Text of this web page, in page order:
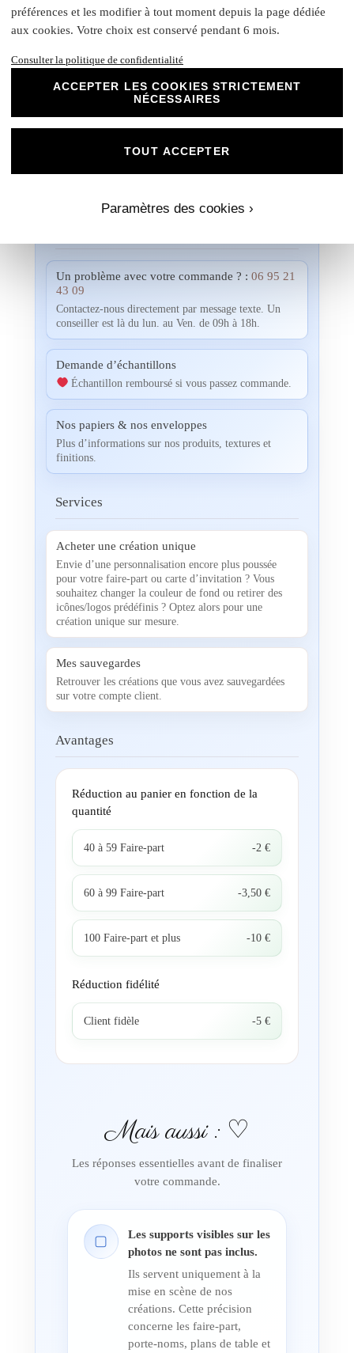
projets évènementiels.
visualiser un aperçu avec vos propres photos, textes et
pourrez discuter des dimensions, de la disposition, des
apporte. Nous n'imprimerons rien sans votre validation
Un problème avec votre commande ? : 06 95 21
43 09
Contactez-nous directement par message texte. Un
conseiller est là du lun. au Ven. de 09h à 18h.
Demande d’échantillons
Échantillon remboursé si vous passez commande.
Nos papiers & nos enveloppes
Plus d’informations sur nos produits, textures et
finitions.
Services
Acheter une création unique
Envie d’une personnalisation encore plus poussée
pour votre faire-part ou carte d’invitation ? Vous
souhaitez changer la couleur de fond ou retirer des
icônes/logos prédéfinis ? Optez alors pour une
création unique sur mesure.
Mes sauvegardes
Retrouver les créations que vous avez sauvegardées
sur votre compte client.
Avantages
Réduction au panier en fonction de la
quantité
40 à 59 Faire-part -2 €
60 à 99 Faire-part -3,50 €
100 Faire-part et plus -10 €
Réduction fidélité
Client fidèle -5 €
Mais aussi : ♡
Les réponses essentielles avant de finaliser
votre commande.
▢
Les supports visibles sur les
photos ne sont pas inclus.
Ils servent uniquement à la
mise en scène de nos
créations. Cette précision
concerne les faire-part,
porte-noms, plans de table et
préférences et les modifier à tout moment depuis la page dédiée
aux cookies. Votre choix est conservé pendant 6 mois.
Consulter la politique de confidentialité
ACCEPTER LES COOKIES STRICTEMENT
NÉCESSAIRES
Paramètres des cookies ›
TOUT ACCEPTER